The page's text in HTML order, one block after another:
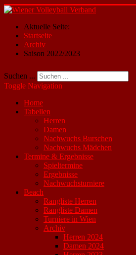
Aktuelle Seite:
Startseite
Archiv
Saison 2022/2023
Suchen ...
Toggle Navigation
Home
Tabellen
Herren
Damen
Nachwuchs Burschen
Nachwuchs Mädchen
Termine & Ergebnisse
Spieltermine
Ergebnisse
Nachwuchsturniere
Beach
Rangliste Herren
Rangliste Damen
Turniere in Wien
Archiv
Herren 2024
Damen 2024